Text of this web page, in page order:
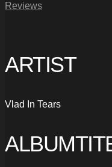
Reviews
ARTIST
Vlad In Tears